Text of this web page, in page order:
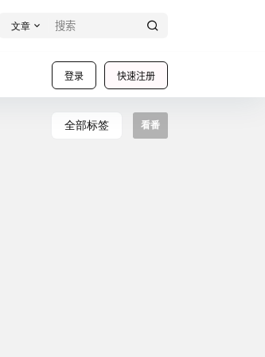
文章
登录 快速注册
全部标签 看番